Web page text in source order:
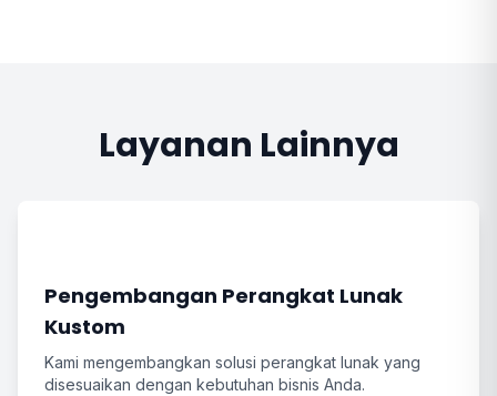
Layanan Lainnya
Pengembangan Perangkat Lunak
Kustom
Kami mengembangkan solusi perangkat lunak yang
disesuaikan dengan kebutuhan bisnis Anda.